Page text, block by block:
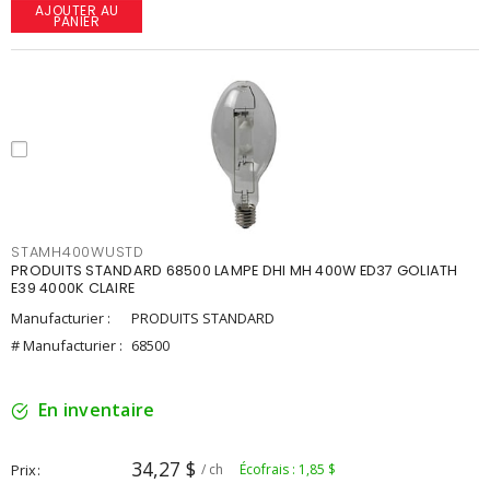
AJOUTER AU
PANIER
STAMH400WUSTD
PRODUITS STANDARD 68500 LAMPE DHI MH 400W ED37 GOLIATH
E39 4000K CLAIRE
Manufacturier :
PRODUITS STANDARD
# Manufacturier : 68500
En inventaire
Prix 34,27 $ / ch Écofrais : 1,85 $